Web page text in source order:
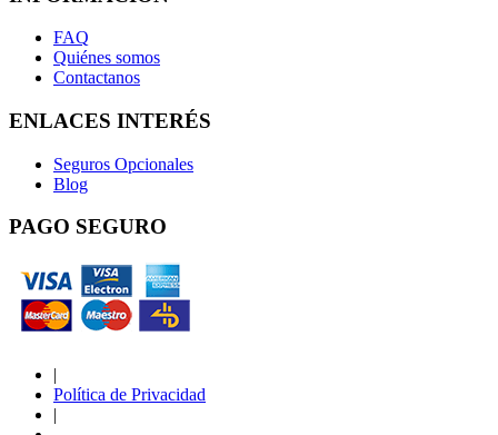
FAQ
Quiénes somos
Contactanos
ENLACES INTERÉS
Seguros Opcionales
Blog
PAGO SEGURO
|
Política de Privacidad
|